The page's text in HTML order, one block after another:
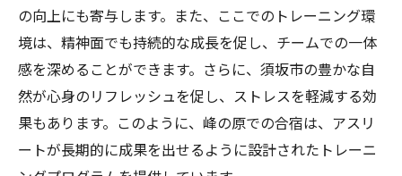
の向上にも寄与します。また、ここでのトレーニング環
境は、精神面でも持続的な成長を促し、チームでの一体
感を深めることができます。さらに、須坂市の豊かな自
然が心身のリフレッシュを促し、ストレスを軽減する効
果もあります。このように、峰の原での合宿は、アスリ
ートが長期的に成果を出せるように設計されたトレーニ